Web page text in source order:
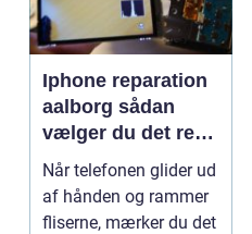
Iphone reparation
aalborg sådan
vælger du det rette
værksted
Når telefonen glider ud
af hånden og rammer
fliserne, mærker du det